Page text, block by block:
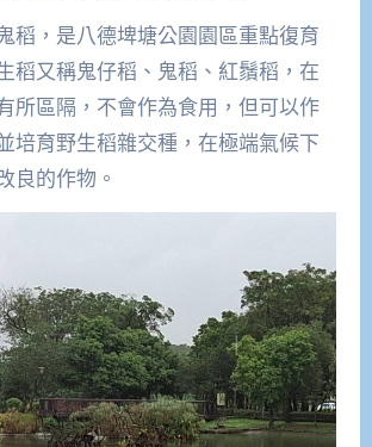
稻，是八德埤塘公園園區重點復育
稻又稱鬼仔稻、鬼稻、紅鬚稻，在
所區隔，不會作為食用，但可以作
培育野生稻雜交種，在極端氣候下
良的作物。